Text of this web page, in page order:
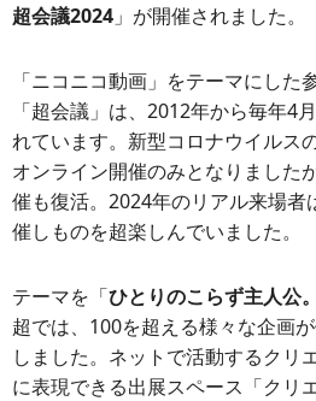
超会議2024 」が開催されました。
「ニコニコ動画」をテーマにした
「超会議」は、2012年から毎年4
れています。新型コロナウイルス
オンライン開催のみとなりました
催も復活。2024年のリアル来場者
催しものを超楽しんでいました。
テーマを「ひとりのこらず主人公。
超では、100を超える様々な企画
しました。ネットで活動するクリ
に表現できる出展スペース「クリ